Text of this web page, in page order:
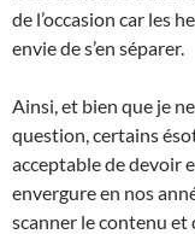
de l’occasion car les
envie de s’en séparer.
Ainsi, et bien que je
question, certains
acceptable de devoir
envergure en nos
scanner le contenu